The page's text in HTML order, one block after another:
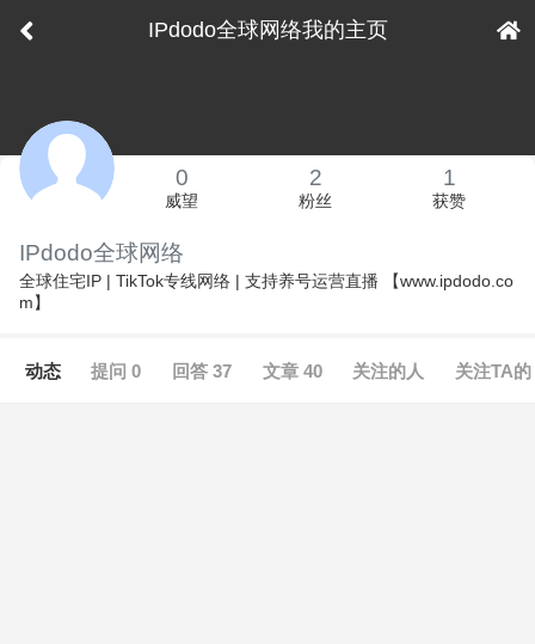
IPdodo全球网络我的主页
0
威望
2
粉丝
1
获赞
IPdodo全球网络
全球住宅IP | TikTok专线网络 | 支持养号运营直播 【www.ipdodo.co
m】
动态 提问 0 回答 37 文章 40 关注的人 关注TA的